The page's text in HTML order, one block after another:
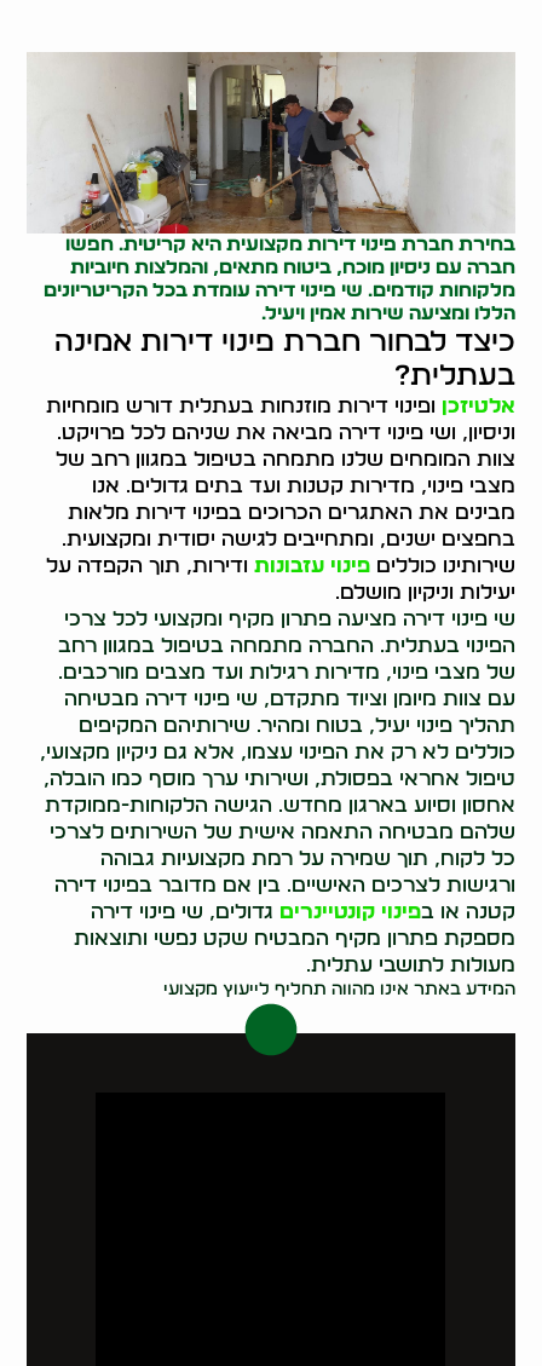
בחירת חברת פינוי דירות מקצועית היא קריטית. חפשו
חברה עם ניסיון מוכח, ביטוח מתאים, והמלצות חיוביות
מלקוחות קודמים. שי פינוי דירה עומדת בכל הקריטריונים
הללו ומציעה שירות אמין ויעיל.
כיצד לבחור חברת פינוי דירות אמינה
בעתלית?
אלטיזכן ופינוי דירות מוזנחות בעתלית דורש מומחיות
וניסיון, ושי פינוי דירה מביאה את שניהם לכל פרויקט.
צוות המומחים שלנו מתמחה בטיפול במגוון רחב של
מצבי פינוי, מדירות קטנות ועד בתים גדולים. אנו
מבינים את האתגרים הכרוכים בפינוי דירות מלאות
בחפצים ישנים, ומתחייבים לגישה יסודית ומקצועית.
שירותינו כולליםפינוי עזבונות ודירות, תוך הקפדה על
יעילות וניקיון מושלם.
שי פינוי דירה מציעה פתרון מקיף ומקצועי לכל צרכי
הפינוי בעתלית. החברה מתמחה בטיפול במגוון רחב
של מצבי פינוי, מדירות רגילות ועד מצבים מורכבים.
עם צוות מיומן וציוד מתקדם, שי פינוי דירה מבטיחה
תהליך פינוי יעיל, בטוח ומהיר. שירותיהם המקיפים
כוללים לא רק את הפינוי עצמו, אלא גם ניקיון מקצועי,
טיפול אחראי בפסולת, ושירותי ערך מוסף כמו הובלה,
אחסון וסיוע בארגון מחדש. הגישה הלקוחות-ממוקדת
שלהם מבטיחה התאמה אישית של השירותים לצרכי
כל לקוח, תוך שמירה על רמת מקצועיות גבוהה
ורגישות לצרכים האישיים. בין אם מדובר בפינוי דירה
קטנה או בפינוי קונטיינרים גדולים, שי פינוי דירה
מספקת פתרון מקיף המבטיח שקט נפשי ותוצאות
מעולות לתושבי עתלית.
המידע באתר אינו מהווה תחליף לייעוץ מקצועי